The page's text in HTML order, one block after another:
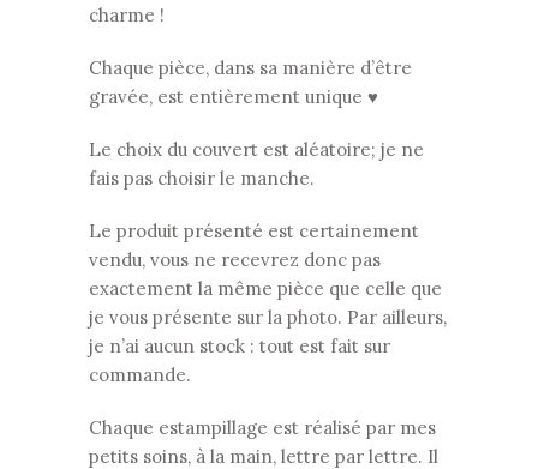
charme !
Chaque pièce, dans sa manière d’être
gravée, est entièrement unique ♥
Le choix du couvert est aléatoire; je ne
fais pas choisir le manche.
Le produit présenté est certainement
vendu, vous ne recevrez donc pas
exactement la même pièce que celle que
je vous présente sur la photo. Par ailleurs,
je n’ai aucun stock : tout est fait sur
commande.
Chaque estampillage est réalisé par mes
petits soins, à la main, lettre par lettre. Il